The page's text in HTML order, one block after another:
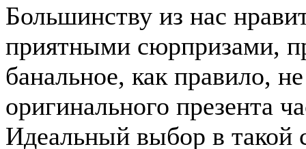
Большинству из нас
приятными сюрпризами,
банальное, как правило,
оригинального презента
Идеальный выбор в такой